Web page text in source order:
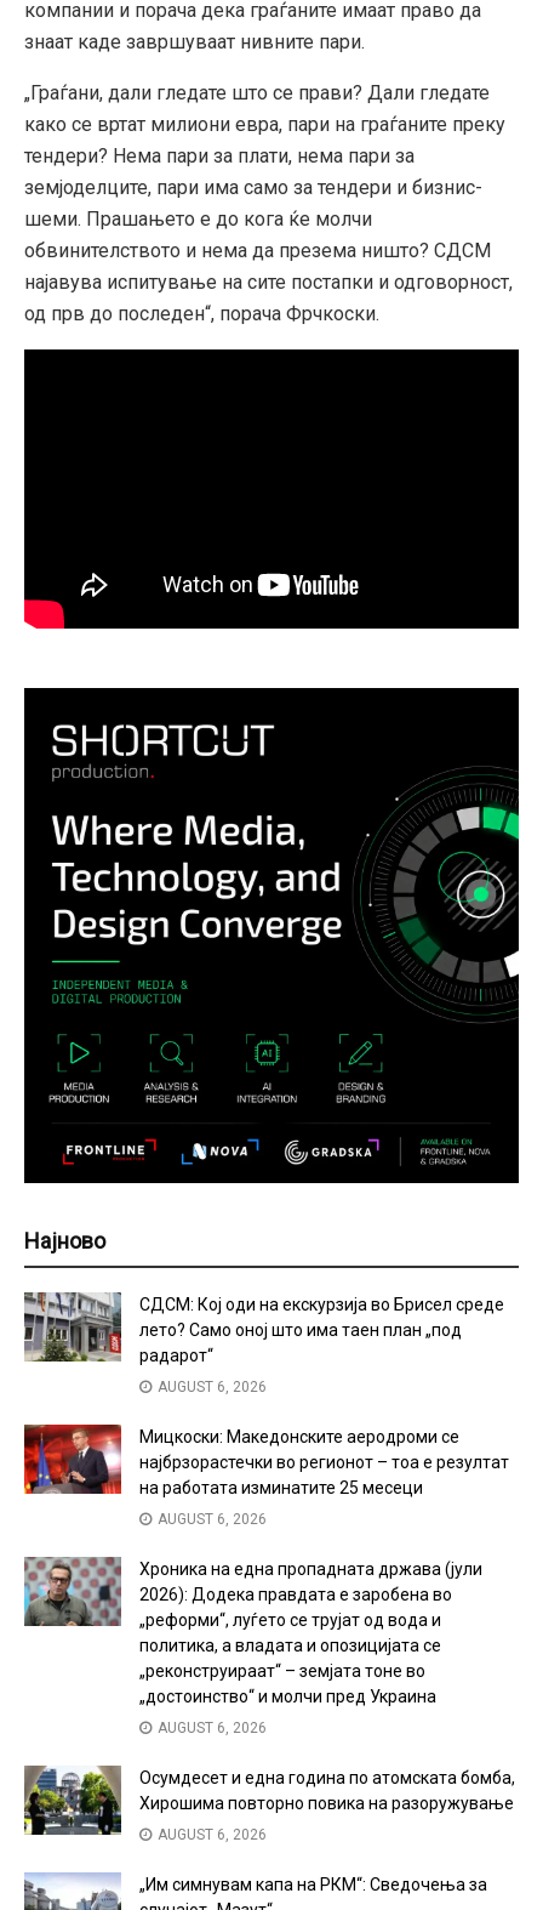
компании и порача дека граѓаните имаат право да
знаат каде завршуваат нивните пари.
„Граѓани, дали гледате што се прави? Дали гледате
како се вртат милиони евра, пари на граѓаните преку
тендери? Нема пари за плати, нема пари за
земјоделците, пари има само за тендери и бизнис-
шеми. Прашањето е до кога ќе молчи
обвинителството и нема да презема ништо? СДСМ
најавува испитување на сите постапки и одговорност,
од прв до последен“, порача Фрчкоски.
Најново
СДСМ: Кој оди на екскурзија во Брисел среде
лето? Само оној што има таен план „под
радарот“
AUGUST 6, 2026
Мицкоски: Македонските аеродроми се
најбрзорастечки во регионот – тоа е резултат
на работата изминатите 25 месеци
AUGUST 6, 2026
Хроника на една пропадната држава (јули
2026): Додека правдата е заробена во
„реформи“, луѓето се трујат од вода и
политика, а владата и опозицијата се
„реконструираат“ – земјата тоне во
„достоинство“ и молчи пред Украина
AUGUST 6, 2026
Осумдесет и една година по атомската бомба,
Хирошима повторно повика на разоружување
AUGUST 6, 2026
„Им симнувам капа на РКМ“: Сведочења за